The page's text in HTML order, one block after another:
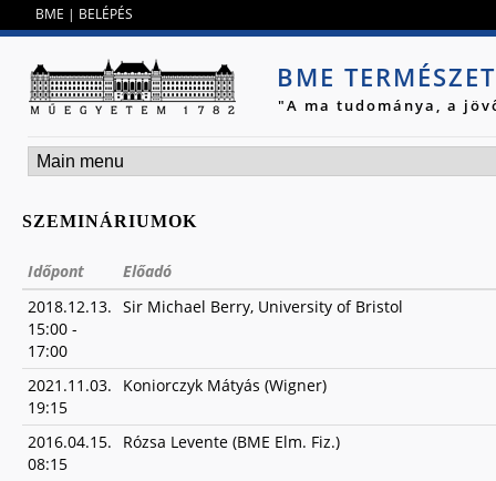
BME | BELÉPÉS
BME
"A ma tudománya, a
SZEMINÁRIUMOK
Időpont
Előadó
2018.12.13.
15:00 -
17:00
Sir Michael Berry, University of Bristol
2021.11.03.
19:15
Koniorczyk Mátyás (Wigner)
2016.04.15.
08:15
Rózsa Levente (BME Elm. Fiz.)